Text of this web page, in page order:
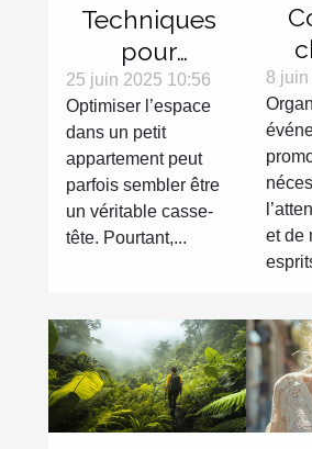
Techniques
pour
maximiser
l'espace dans
les petits
appartements
25 juin 2025 10:56
Optimiser l’espace
dans un petit
appartement peut
parfois sembler être
un véritable casse-
tête. Pourtant,...
8
et de